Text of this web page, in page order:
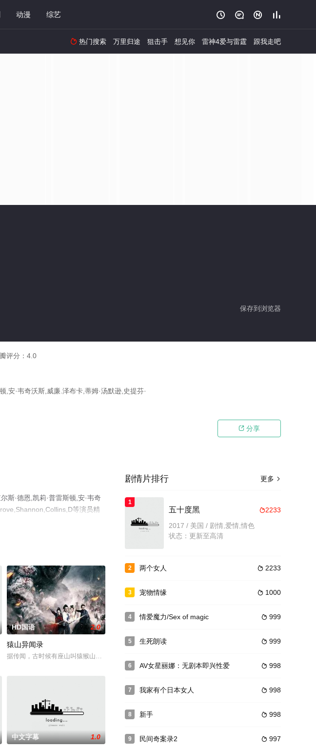
动漫 综艺    
 热门搜索 万里归途 狙击手 想见你 雷神4爱与雷霆 跟我走吧
保存到浏览器
评分： 4.0
,安·韦奇沃斯,威廉.泽布卡,蒂姆·汤默逊,史提芬·
 分享
斯·德恩,凯莉·普雷斯顿,安·韦奇
等演员精
电影、电视猫或剧情网等平台了
浑身湿
己继续这样下去会犯错，所以拼命克制自己
不多，我每天都过着单调乏味、索然无味的生活。直到有一天，我兼职工作时遇到
HD国语 2.0
猿山异闻录
据传闻，古时候有座山叫猿猴山，猿猴山有一国，名为猿国。猿国有一罕见白猿，猿国尊护白猿为神，称“猿神
中文字幕 1.0
更多 
剧情片排行
1
2233
五十度黑
2017 / 美国 / 剧情,爱情,情色
状态：更新至高清
2  2233
两个女人
3  1000
宠物情缘
4  999
情爱魔力/Sex of magic
5  999
生死朗读
6  998
AV女星丽娜：无剧本即兴性爱
7  998
我家有个日本女人
8  998
新手
9  997
民间奇案录2